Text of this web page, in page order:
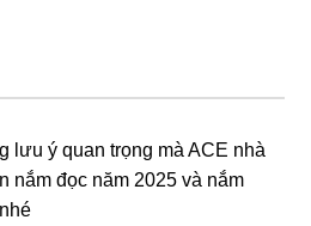
lưu ý quan trọng mà ACE nhà
nắm đọc năm 2025 và nắm